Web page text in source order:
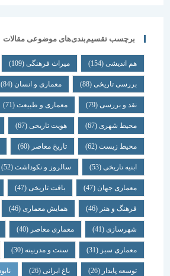
برچسب تقسیم‌بندی‌های موضوعی مقالات
هم اندیشی (154) میراث فرهنگی (109)
بررسی تاریخی (88) معماری و انسان (84)
نقد و بررسی (79) معماری و طبیعت (71)
محیط شهری(67) هویت تاریخی(67)
محیط زیست(62) تاریخ معاصر(60) منابع
ابنیه تاریخی(53) سالروز و نکوداشت(52)
معماری جهان (47) بافت تاریخی(47) روز
فرهنگ و هنر(46) همایش معماری (46)
شهرسازی(41) معماری معاصر(40)
معماری سبز(31) سنت و مدرنیته(30) فناوری
توسعه پایدار(26) باغ ایرانی(26) نابودی و